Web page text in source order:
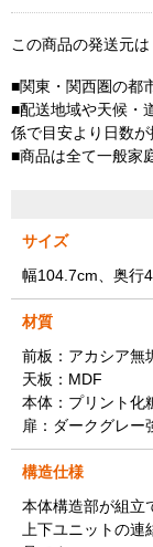
この商品の発送元は
■関東・関西圏の都
■配送地域や天候・
係で目安より日数
■商品は全て一般家
サイズ
幅104.7cm、奥行
材質
前板：アカシア無
天板：MDF
本体：プリント化
扉：ダークグレー
構造仕様
本体構造部が組立
上下ユニットの連